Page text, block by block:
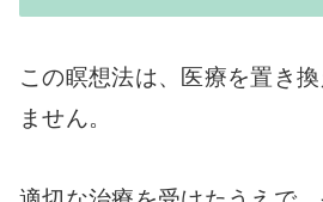
この瞑想法は、医療を置き
ません。